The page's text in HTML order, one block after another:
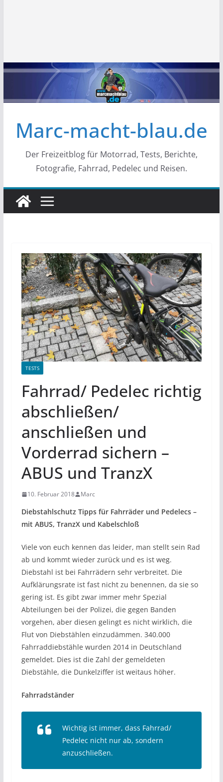
Marc-macht-blau.de
Der Freizeitblog für Motorrad, Tests, Berichte,
Fotografie, Fahrrad, Pedelec und Reisen.
TESTS
Fahrrad/ Pedelec richtig
abschließen/
anschließen und
Vorderrad sichern –
ABUS und TranzX
10. Februar 2018 Marc
Diebstahlschutz Tipps für Fahrräder und Pedelecs –
mit ABUS, TranzX und Kabelschloß
Viele von euch kennen das leider, man stellt sein Rad
ab und kommt wieder zurück und es ist weg.
Diebstahl ist bei Fahrrädern sehr verbreitet. Die
Aufklärungsrate ist fast nicht zu benennen, da sie so
gering ist. Es gibt zwar immer mehr Spezial
Abteilungen bei der Polizei, die gegen Banden
vorgehen, aber diesen gelingt es nicht wirklich, die
Flut von Diebstählen einzudämmen. 340.000
Fahrraddiebstähle wurden 2014 in Deutschland
gemeldet. Dies ist die Zahl der gemeldeten
Diebstähle, die Dunkelziffer ist weitaus höher.
Fahrradständer
Wichtig ist immer, dass Fahrrad/
Pedelec nicht nur ab, sondern
anzuschließen.